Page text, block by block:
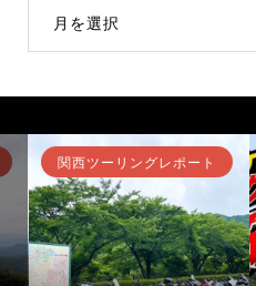
月を選択
関西ツーリングレポート